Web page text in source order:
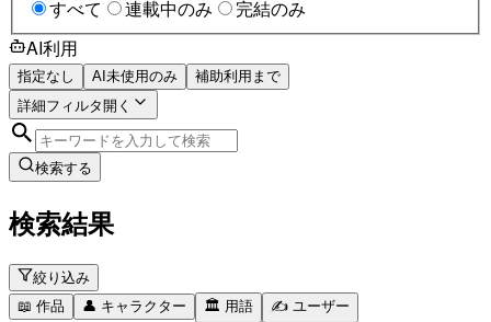
すべて
連載中のみ
完結のみ
AI利用
指定なし AI未使用のみ
補助利用まで
詳細フィルタ開く
検索する
検索結果
絞り込み
📖 作品 👤 キャラクター 🏛️ 用語 ✍️ ユーザー